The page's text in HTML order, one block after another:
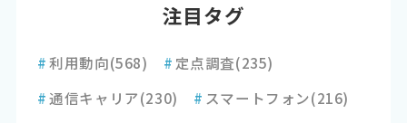
注目タグ
#利用動向(568) # 定点調査(235)
#通信キャリア(230) # スマートフォン(216)